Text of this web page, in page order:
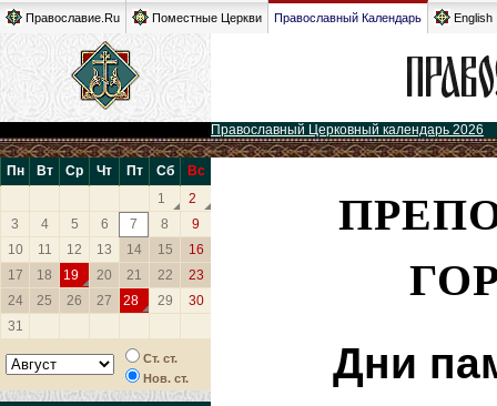
Православие.Ru Поместные Церкви Православный Календарь English
Православный Церковный календарь 2026
Пн Вт Ср Чт Пт Сб
Вс
1
2
3
4 5 6 7 8
9
10
11 12 13 14 15
16
17
18 19 20 21 22
23
24
25 26 27 28 29
30
31
Ст. ст.
Нов. ст.
Дни